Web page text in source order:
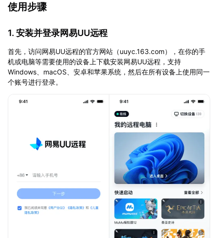
使用步骤
1. 安装并登录网易UU远程
首先，访问网易UU远程的官方网站（uuyc.163.com），在你的手
机或电脑等需要使用的设备上下载安装网易UU远程，支持
Windows、macOS、安卓和苹果系统，然后在所有设备上使用同一
个账号进行登录。